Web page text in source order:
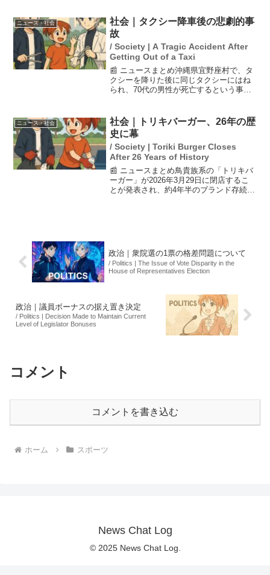
ル・クラシック（WBC）が、米国の動画
配信サービスNetf...
ニュース・社会
社会｜タクシー降車後の悲劇的事
故
/ Society | A Tragic Accident After
Getting Out of a Taxi
📰 ニュースまとめ沖縄県宜野座村で、タ
クシーを降りた後に同じタクシーにはね
られ、70代の男性が死亡するという事故
バックしてしまったとのことです。この
事故は、交通安全の...
ニュース・社会
社会｜トリキバーガー、26年の歴
史に幕
/ Society | Toriki Burger Closes
After 26 Years of History
📰 ニュースまとめ鳥貴族系の「トリキバ
ーガー」が2026年3月29日に閉店するこ
とが発表され、約4年半のブランド存続に
政治｜衆院選の1票の格差問題について
/ Politics | The Issue of Vote Disparity in the
House of Representatives Election
政治｜議員ボーナスの据え置き決定
/ Politics | Decision Made to Maintain Current
Level of Legislator Bonuses
コメント
コメントを書き込む
ホーム スポーツ
News Chat Log
© 2025 News Chat Log.